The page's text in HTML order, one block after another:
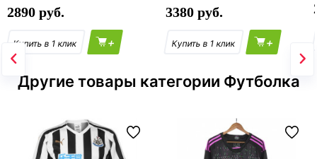
2890
+
3380
+
Другие товары категории Футболка